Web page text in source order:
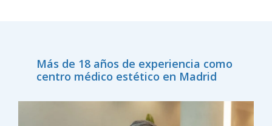
Más de 18 años de experiencia como
centro médico estético en Madrid